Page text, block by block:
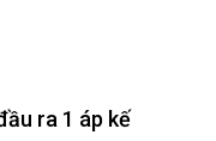
ra 1 áp kế